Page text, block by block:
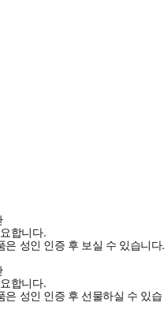
합니다.
은 성인 인증 후 보실 수 있습니다.
합니다.
은 성인 인증 후 선물하실 수 있습